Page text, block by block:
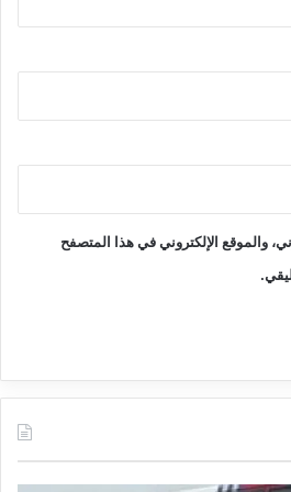
والموقع الإلكتروني في هذا المتصفح